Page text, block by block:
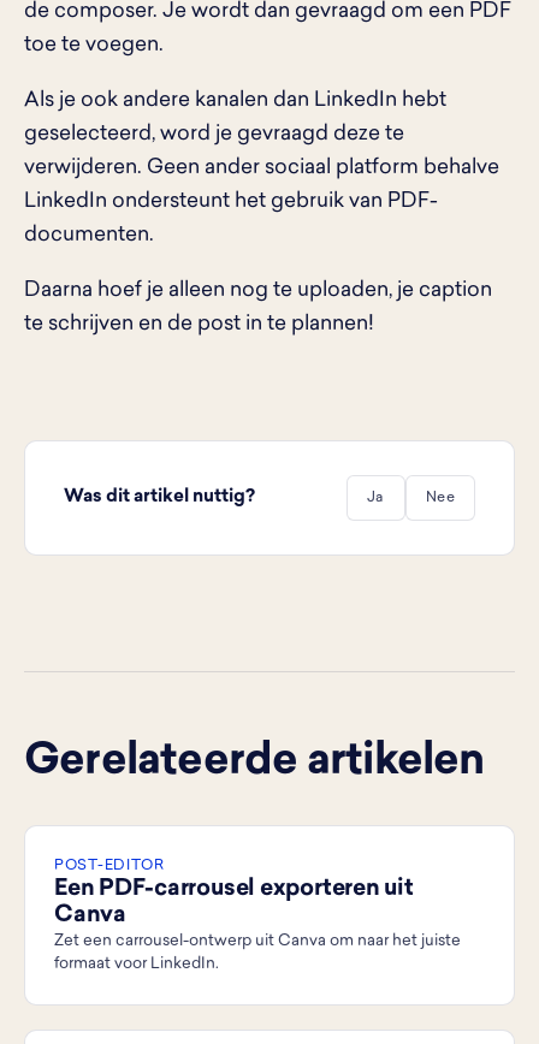
de composer. Je wordt dan gevraagd om een PDF
toe te voegen.
Als je ook andere kanalen dan LinkedIn hebt
geselecteerd, word je gevraagd deze te
verwijderen. Geen ander sociaal platform behalve
LinkedIn ondersteunt het gebruik van PDF-
documenten.
Daarna hoef je alleen nog te uploaden, je caption
te schrijven en de post in te plannen!
Was dit artikel nuttig? Ja Nee
Gerelateerde artikelen
POST-EDITOR
Een PDF-carrousel exporteren uit
Canva
Zet een carrousel-ontwerp uit Canva om naar het juiste
formaat voor LinkedIn.